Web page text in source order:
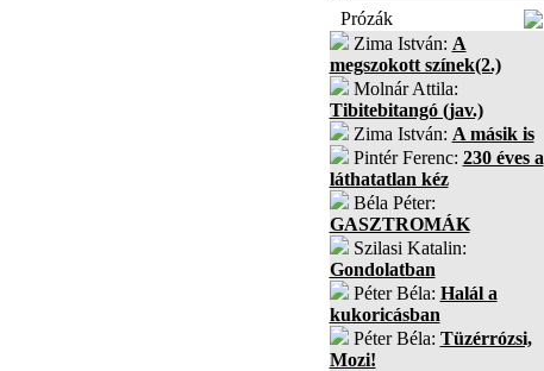
Prózák
Zima István: A
megszokott színek(2.)
Molnár Attila:
Tibitebitangó (jav.)
Zima István: A másik is
Pintér Ferenc: 230 éves a
láthatatlan kéz
Béla Péter:
GASZTROMÁK
Szilasi Katalin:
Gondolatban
Péter Béla: Halál a
kukoricásban
Péter Béla: Tüzérrózsi,
Mozi!